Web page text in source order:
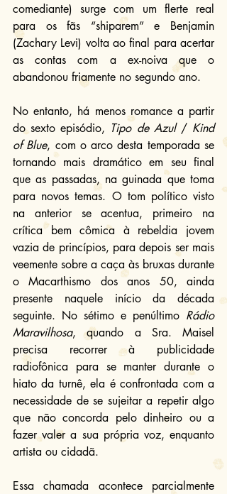
comediante) surge com um flerte real
para os fãs “shiparem” e Benjamin
(Zachary Levi) volta ao final para acertar
as contas com a ex-noiva que o
abandonou friamente no segundo ano.
No entanto, há menos romance a partir
do sexto episódio, Tipo de Azul / Kind
of Blue, com o arco desta temporada se
tornando mais dramático em seu final
que as passadas, na guinada que toma
para novos temas. O tom político visto
na anterior se acentua, primeiro na
crítica bem cômica à rebeldia jovem
vazia de princípios, para depois ser mais
veemente sobre a caça às bruxas durante
o Macarthismo dos anos 50, ainda
presente naquele início da década
seguinte. No sétimo e penúltimo Rádio
Maravilhosa, quando a Sra. Maisel
precisa recorrer à publicidade
radiofônica para se manter durante o
hiato da turnê, ela é confrontada com a
necessidade de se sujeitar a repetir algo
que não concorda pelo dinheiro ou a
fazer valer a sua própria voz, enquanto
artista ou cidadã.
Essa chamada acontece parcialmente